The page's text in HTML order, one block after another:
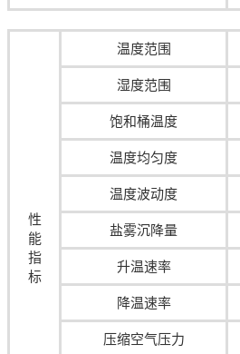
性
能
指
标
温度范围
湿度范围
饱和桶温度
温度均匀度
温度波动度
盐雾沉降量
升温速率
降温速率
压缩空气压力